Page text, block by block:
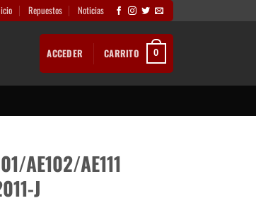
Repuestos Noticias
ACCEDER CARRITO 0
AE102/AE111
J